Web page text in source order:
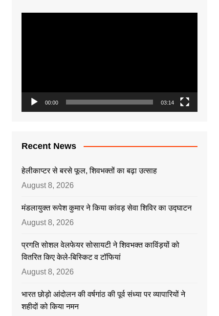
00:00 03:14
Recent News
हेलीकाप्टर से बरसे फूल, शिवभक्तों का बढ़ा उत्साह
August 8, 2026
मंडलायुक्त रूपेश कुमार ने किया कांवड़ सेवा शिविर का उद्घाटन
August 8, 2026
प्रगति सोशल वेलफेयर सोसायटी ने शिवभक्त काविंड़यों को
वितरित किए केले-बिस्किट व टॉफियां
August 8, 2026
भारत छोड़ो आंदोलन की वर्षगांठ की पूर्व संध्या पर व्यापारियों ने
शहीदों को किया नमन